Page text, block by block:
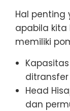
Hal penting
apabila
memiliki
Head
dan